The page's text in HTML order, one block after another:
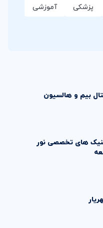
پزشکی
آموزشی
بيم و هالسيون
های تخصصی نور